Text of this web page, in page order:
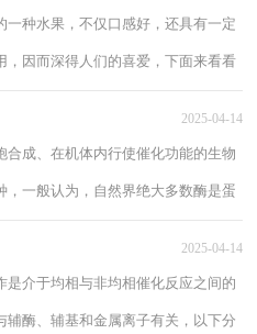
种水果，不仅口感好，还具有一定
，因而深得人们的喜爱，下面来看看
2025-04-14
成、在机体内行使催化功能的生物
一般认为，自然界绝大多数酶是蛋
2025-04-14
介于均相与非均相催化反应之间的
酶、辅基和金属离子有关，以下分